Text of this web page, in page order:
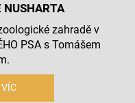
NUSHARTA
zahradě v
PSA s Tomášem
VÍC